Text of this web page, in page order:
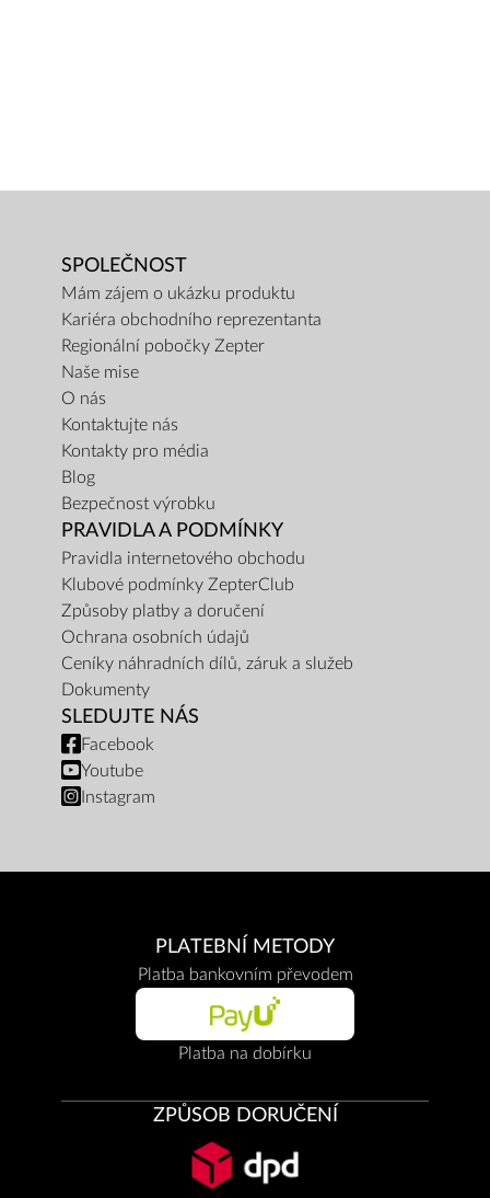
SPOLEČNOST
Mám zájem o ukázku produktu
Kariéra obchodního reprezentanta
Regionální pobočky Zepter
Naše mise
O nás
Kontaktujte nás
Kontakty pro média
Blog
Bezpečnost výrobku
PRAVIDLA A PODMÍNKY
Pravidla internetového obchodu
Klubové podmínky ZepterClub
Způsoby platby a doručení
Ochrana osobních údajů
Ceníky náhradních dílů, záruk a služeb
Dokumenty
SLEDUJTE NÁS
Facebook
Youtube
Instagram
PLATEBNÍ METODY
Platba bankovním převodem
Platba na dobírku
ZPŮSOB DORUČENÍ